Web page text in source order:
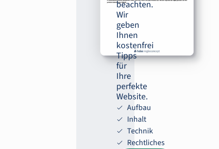
beachten.
Wir
geben
Ihnen
kostenfrei
Tipps
für
Ihre
perfekte
Website.
Aufbau
Inhalt
Technik
Rechtliches